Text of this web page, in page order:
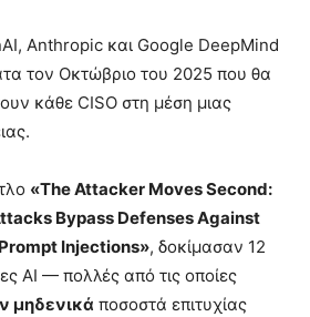
Anthropic και Google DeepMind
τον Οκτώβριο του 2025 που θα
κάθε CISO στη μέση μιας
«The Attacker Moves Second:
Bypass Defenses Against
Injections», δοκίμασαν 12
AI — πολλές από τις οποίες
μηδενικά ποσοστά επιτυχίας